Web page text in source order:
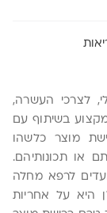
לצרכי העשרה,
בשיתוף עם
מוצר כלשהו
או תכונותיהם.
לרפא מחלה
היא על אחריות